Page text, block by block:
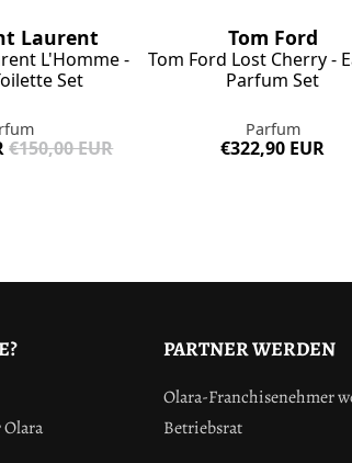
Laurent
L'Homme -
Set
€150,00 EUR
Tom Ford
Tom Ford Lost Cherry -
Parfum Set
Parfum
€322,90 EUR
PARTNER WERDEN
Olara-Franchisenehmer
Betriebsrat